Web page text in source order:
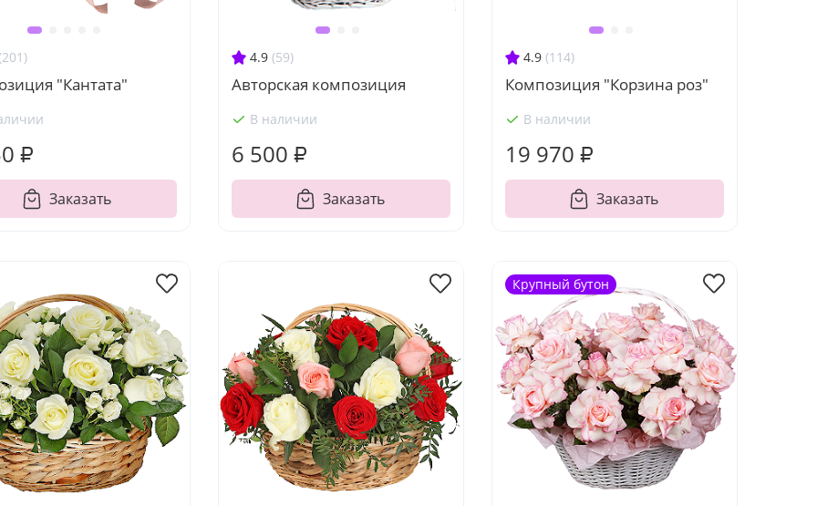
"Кантата"
₽
Заказать
4.9 (59)
Авторская композиция
В наличии
6 500 ₽
Заказать
4.9 (114)
Композиция "Корзина роз"
В наличии
19 970 ₽
Заказать
Крупный бутон